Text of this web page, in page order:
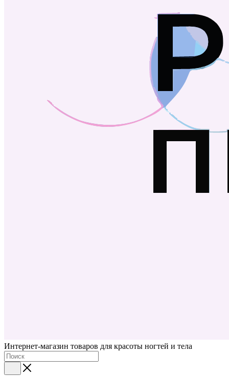
Интернет-магазин товаров для красоты ногтей и тела